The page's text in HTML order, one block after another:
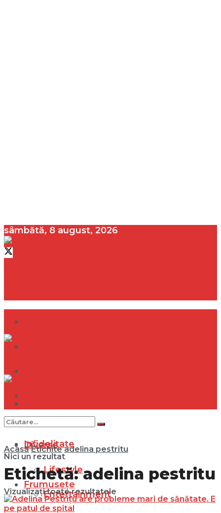
sâmbătă, 8 august, 2026
Internațional
Diverse
Lifestyle
Entertainment
Infidelitate
Frumusețe
Nici un rezultat
Vizualizați toate rezultatele
Acasă Etichite adelina pestritu
Etichetă:adelina pestritu